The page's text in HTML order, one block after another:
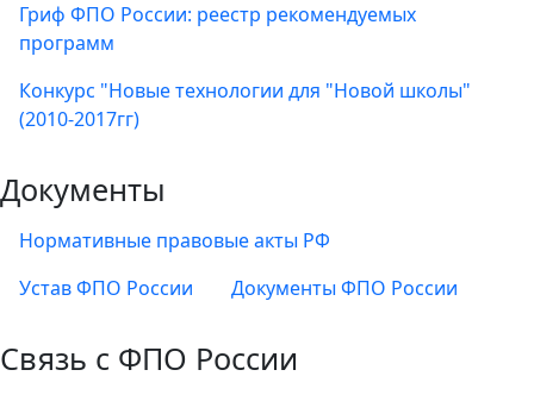
Гриф ФПО России: реестр рекомендуемых
программ
Конкурс "Новые технологии для "Новой школы"
(2010-2017гг)
Документы
Нормативные правовые акты РФ
Устав ФПО России
Документы ФПО России
Связь с ФПО России